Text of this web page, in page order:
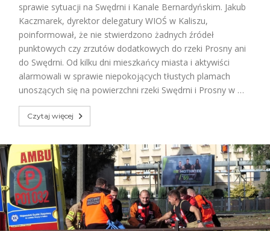
sprawie sytuacji na Swędrni i Kanale Bernardyńskim. Jakub
Kaczmarek, dyrektor delegatury WIOŚ w Kaliszu,
poinformował, że nie stwierdzono żadnych źródeł
punktowych czy zrzutów dodatkowych do rzeki Prosny ani
do Swędrni. Od kilku dni mieszkańcy miasta i aktywiści
alarmowali w sprawie niepokojących tłustych plamach
unoszących się na powierzchni rzeki Swędrni i Prosny w …
Czytaj więcej